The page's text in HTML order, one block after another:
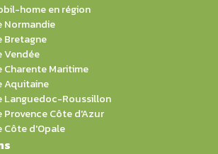
home en région
Normandie
Bretagne
Vendée
Maritime
Aquitaine
Languedoc-Roussillon
Côte d'Azur
Côte d'Opale